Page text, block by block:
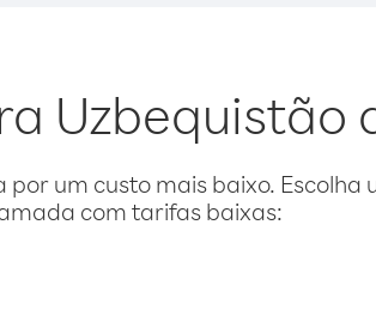
Uzbequistão
um custo mais baixo. Escolha
com tarifas baixas: